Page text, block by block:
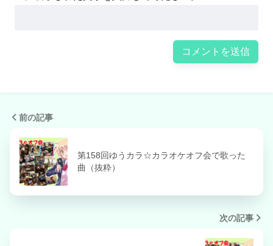
前の記事
第158回ゆうカラ☆カラオケオフ会で歌った
曲（抜粋）
次の記事